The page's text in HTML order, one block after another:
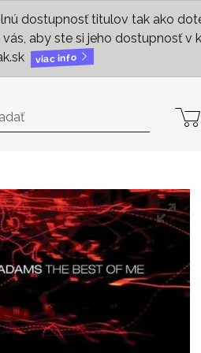
dostupnosť titulov tak ako
aby ste si jeho dostupnosť v
viac info